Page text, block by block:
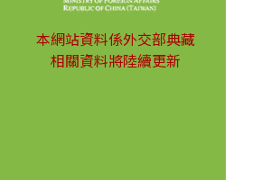
本網站資料係外交部典藏
相關資料將陸續更新